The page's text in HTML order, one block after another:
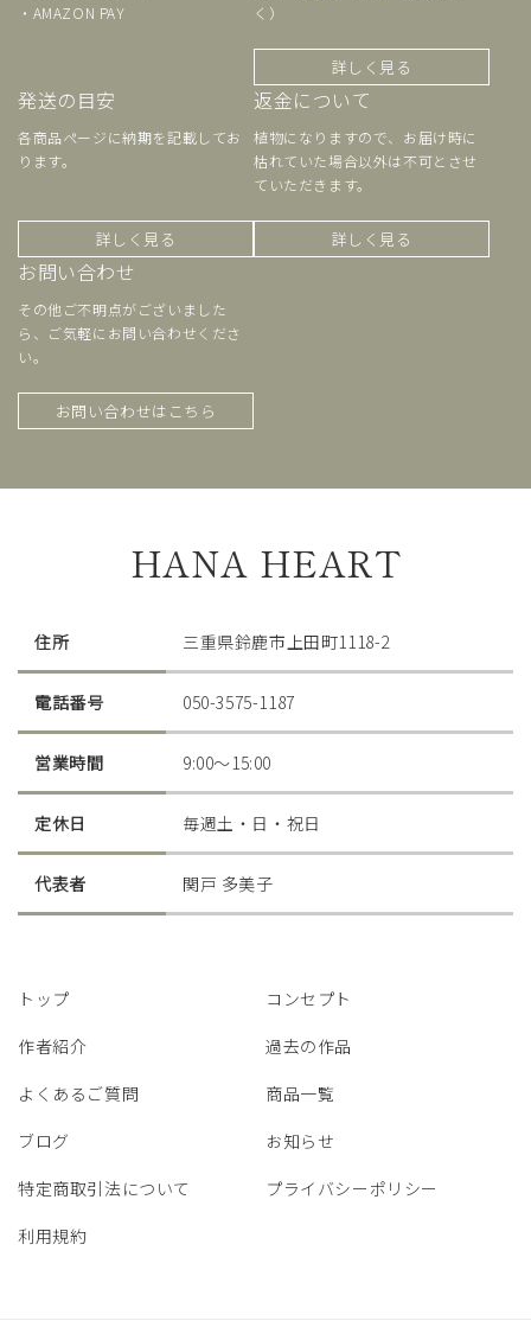
・AMAZON PAY
く）
詳しく見る
発送の目安
各商品ページに納期を記載してお
ります。
詳しく見る
返金について
植物になりますので、お届け時に
枯れていた場合以外は不可とさせ
ていただきます。
詳しく見る
お問い合わせ
その他ご不明点がございました
ら、ご気軽にお問い合わせくださ
い。
お問い合わせはこちら
HANA HEART
住所 三重県鈴鹿市上田町1118-2
電話番号 050-3575-1187
営業時間 9:00〜15:00
定休日 毎週土・日・祝日
代表者 関戸 多美子
トップ
コンセプト
作者紹介
過去の作品
よくあるご質問
商品一覧
ブログ
お知らせ
特定商取引法について
プライバシーポリシー
利用規約